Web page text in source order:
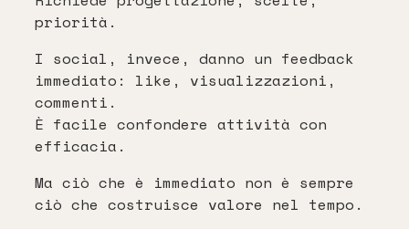
priorità.
I social, invece, danno un feedback
immediato: like, visualizzazioni,
commenti.
È facile confondere attività con
efficacia.
Ma ciò che è immediato non è sempre
ciò che costruisce valore nel tempo.